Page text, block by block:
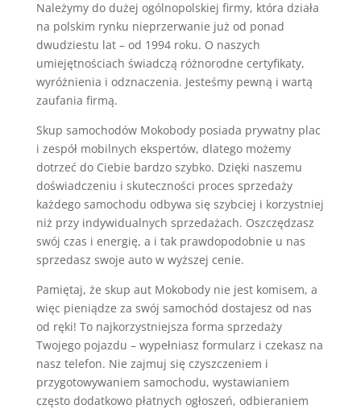
Należymy do dużej ogólnopolskiej firmy, która działa
na polskim rynku nieprzerwanie już od ponad
dwudziestu lat – od 1994 roku. O naszych
umiejętnościach świadczą różnorodne certyfikaty,
wyróżnienia i odznaczenia. Jesteśmy pewną i wartą
zaufania firmą.
Skup samochodów Mokobody posiada prywatny plac
i zespół mobilnych ekspertów, dlatego możemy
dotrzeć do Ciebie bardzo szybko. Dzięki naszemu
doświadczeniu i skuteczności proces sprzedaży
każdego samochodu odbywa się szybciej i korzystniej
niż przy indywidualnych sprzedażach. Oszczędzasz
swój czas i energię, a i tak prawdopodobnie u nas
sprzedasz swoje auto w wyższej cenie.
Pamiętaj, że skup aut Mokobody nie jest komisem, a
więc pieniądze za swój samochód dostajesz od nas
od ręki! To najkorzystniejsza forma sprzedaży
Twojego pojazdu – wypełniasz formularz i czekasz na
nasz telefon. Nie zajmuj się czyszczeniem i
przygotowywaniem samochodu, wystawianiem
często dodatkowo płatnych ogłoszeń, odbieraniem